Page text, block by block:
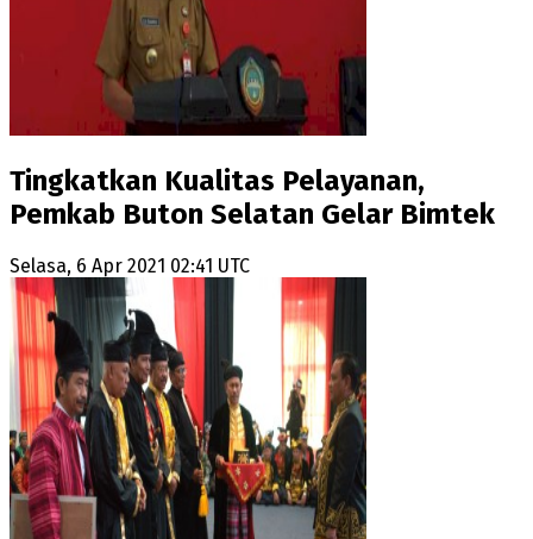
Tingkatkan Kualitas Pelayanan,
Pemkab Buton Selatan Gelar Bimtek
Selasa, 6 Apr 2021 02:41 UTC